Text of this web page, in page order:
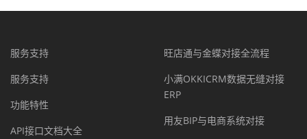
服务支持
服务支持
功能特性
API接口文档大全
旺店通与金蝶对接全流程
小满OKKICRM数据无缝对接
ERP
用友BIP与电商系统对接